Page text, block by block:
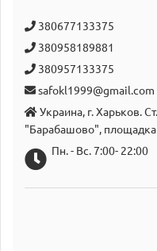
380677133375
380958189881
380957133375
safokl1999@gmail.com
Украина, г. Харьков.
"Барабашово",
Пн. - Вс. 7:00- 22:00